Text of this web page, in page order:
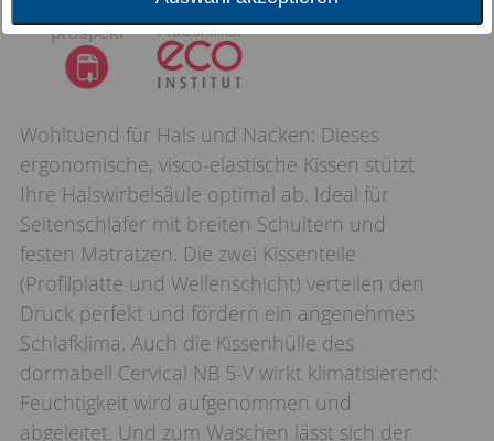
Wohltuend für Hals und Nacken: Dieses
ergonomische, visco-elastische Kissen stützt
Ihre Halswirbelsäule optimal ab. Ideal für
Seitenschläfer mit breiten Schultern und
festen Matratzen. Die zwei Kissenteile
(Profilplatte und Wellenschicht) verteilen den
Druck perfekt und fördern ein angenehmes
Schlafklima. Auch die Kissenhülle des
dormabell Cervical NB 5-V wirkt klimatisierend:
Feuchtigkeit wird aufgenommen und
abgeleitet. Und zum Waschen lässt sich der